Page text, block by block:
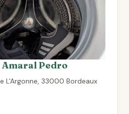
Pedro
L'Argonne, 33000 Bordeaux